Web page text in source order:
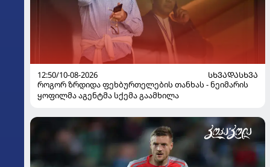
12:50/10-08-2026
ᲡᲮᲕᲐᲓᲐᲡᲮᲕᲐ
როგორ ზრდიდა ფეხბურთელების თანხას - ნეიმარის
ყოფილმა აგენტმა სქემა გაამხილა